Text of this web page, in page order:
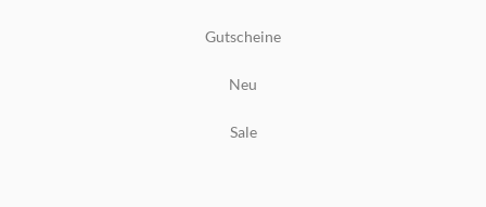
Gutscheine
Neu
Sale